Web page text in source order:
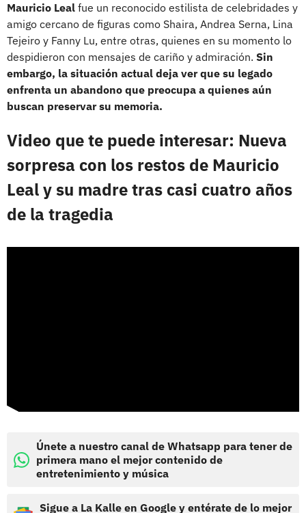
Mauricio Leal fue un reconocido estilista de celebridades y
amigo cercano de figuras como Shaira, Andrea Serna, Lina
Tejeiro y Fanny Lu, entre otras, quienes en su momento lo
despidieron con mensajes de cariño y admiración. Sin
embargo, la situación actual deja ver que su legado
enfrenta un abandono que preocupa a quienes aún
buscan preservar su memoria.
Video que te puede interesar: Nueva
sorpresa con los restos de Mauricio
Leal y su madre tras casi cuatro años
de la tragedia
Únete a nuestro canal de Whatsapp para tener de
primera mano el mejor contenido de
entretenimiento y música
Sigue a La Kalle en Google y entérate de lo mejor